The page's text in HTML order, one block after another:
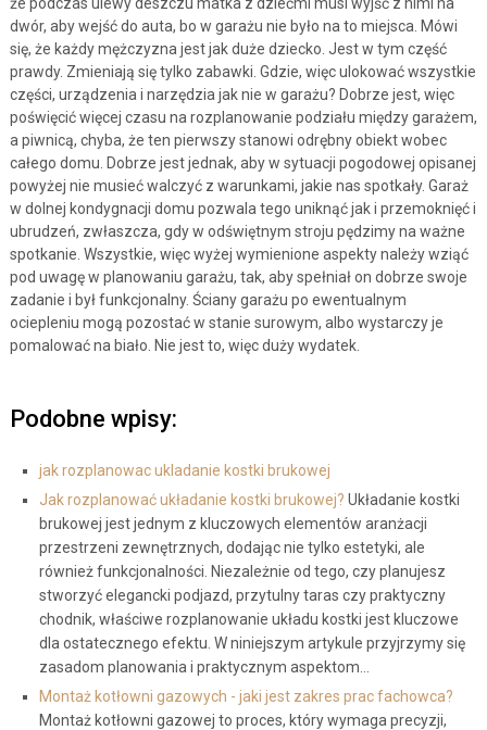
dwór, aby wejść do auta, bo w garażu nie było na to miejsca. Mówi
się, że każdy mężczyzna jest jak duże dziecko. Jest w tym część
prawdy. Zmieniają się tylko zabawki. Gdzie, więc ulokować wszystkie
części, urządzenia i narzędzia jak nie w garażu? Dobrze jest, więc
poświęcić więcej czasu na rozplanowanie podziału między garażem,
a piwnicą, chyba, że ten pierwszy stanowi odrębny obiekt wobec
całego domu. Dobrze jest jednak, aby w sytuacji pogodowej opisanej
powyżej nie musieć walczyć z warunkami, jakie nas spotkały. Garaż
w dolnej kondygnacji domu pozwala tego uniknąć jak i przemoknięć i
ubrudzeń, zwłaszcza, gdy w odświętnym stroju pędzimy na ważne
spotkanie. Wszystkie, więc wyżej wymienione aspekty należy wziąć
pod uwagę w planowaniu garażu, tak, aby spełniał on dobrze swoje
zadanie i był funkcjonalny. Ściany garażu po ewentualnym
ociepleniu mogą pozostać w stanie surowym, albo wystarczy je
pomalować na biało. Nie jest to, więc duży wydatek.
Podobne wpisy:
jak rozplanowac ukladanie kostki brukowej
Jak rozplanować układanie kostki brukowej? Układanie kostki
brukowej jest jednym z kluczowych elementów aranżacji
przestrzeni zewnętrznych, dodając nie tylko estetyki, ale
również funkcjonalności. Niezależnie od tego, czy planujesz
stworzyć elegancki podjazd, przytulny taras czy praktyczny
chodnik, właściwe rozplanowanie układu kostki jest kluczowe
dla ostatecznego efektu. W niniejszym artykule przyjrzymy się
zasadom planowania i praktycznym aspektom…
Montaż kotłowni gazowych - jaki jest zakres prac fachowca?
Montaż kotłowni gazowej to proces, który wymaga precyzji,